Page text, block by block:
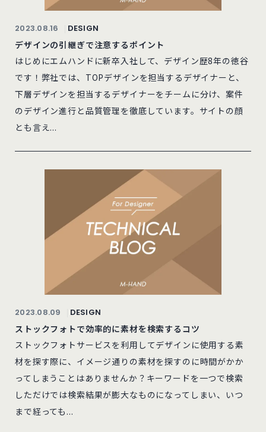
2023.08.16 DESIGN
デザインの引継ぎで注意するポイント
はじめにエムハンドに新卒入社して、デザイン歴8年の徳谷
です！弊社では、TOPデザインを担当するデザイナーと、
下層デザインを担当するデザイナーをチームに分け、案件
のデザイン進行と品質管理を徹底しています。サイトの顔
とも言え...
2023.08.09 DESIGN
ストックフォトで効率的に素材を検索するコツ
ストックフォトサービスを利用してデザインに使用する素
材を探す際に、イメージ通りの素材を探すのに時間がかか
ってしまうことはありませんか？キーワードを一つで検索
しただけでは検索結果が膨大なものになってしまい、いつ
まで経っても...